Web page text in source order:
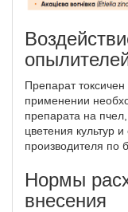
Препарат
применении
препарата на
цветения культур
производителя по
Нормы
внесения